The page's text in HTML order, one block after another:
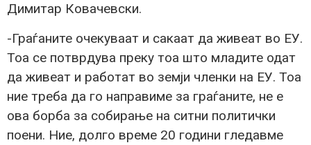
Димитар Ковачевски.
-Граѓаните очекуваат и сакаат да живеат во ЕУ.
Тоа се потврдува преку тоа што младите одат
да живеат и работат во земји членки на ЕУ. Тоа
ние треба да го направиме за граѓаните, не е
ова борба за собирање на ситни политички
поени. Ние, долго време 20 години гледавме